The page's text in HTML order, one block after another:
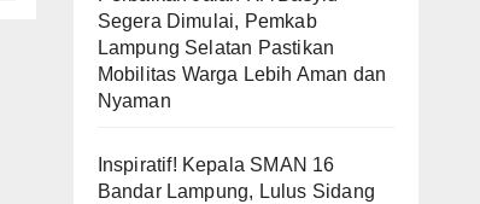
Segera Dimulai, Pemkab
Lampung Selatan Pastikan
Mobilitas Warga Lebih Aman dan
Nyaman
Inspiratif! Kepala SMAN 16
Bandar Lampung, Lulus Sidang